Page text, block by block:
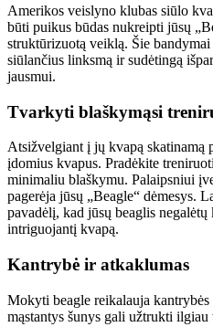
Amerikos veislyno klubas siūlo
būti puikus būdas nukreipti jūsų
struktūrizuotą veiklą. Šie
siūlančius linksmą ir sudėtingą
jausmui.
Tvarkyti blaškymąsi
Atsižvelgiant į jų kvapą skatinamą
įdomius kvapus. Pradėkite
minimaliu blaškymu. Palaipsniui
pagerėja jūsų „Beagle“ dėmesys.
pavadėlį, kad jūsų beaglis
intriguojantį kvapą.
Kantrybė ir atkaklumas
Mokyti beagle reikalauja
mąstantys šunys gali užtrukti